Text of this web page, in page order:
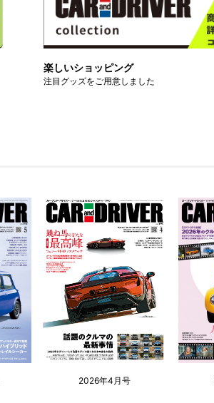
楽しいショッピング
注目グッズをご用意しました
2026年4月号